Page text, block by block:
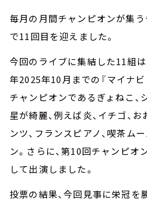
毎月の月間チャンピオンが集
で11回目を迎えました。
今回のライブに集結した11組は
年2025年10月までの『マイナ
チャンピオンであるぎょねこ、
星が綺麗、例えば炎、イチゴ、
ンツ、フランスピアノ、喫茶ム
ン。さらに、第10回チャンピオ
して出演しました。
投票の結果、今回見事に栄冠を